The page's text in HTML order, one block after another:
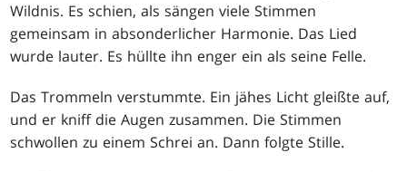
Wildnis. Es schien, als sängen viele Stimmen
gemeinsam in absonderlicher Harmonie. Das Lied
wurde lauter. Es hüllte ihn enger ein als seine Felle.
Das Trommeln verstummte. Ein jähes Licht gleißte auf,
und er kniff die Augen zusammen. Die Stimmen
schwollen zu einem Schrei an. Dann folgte Stille.